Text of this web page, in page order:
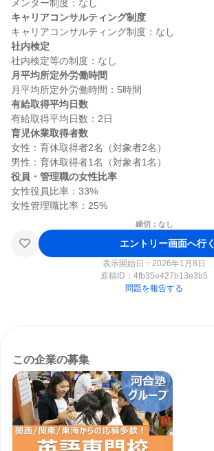
キャリアコンサルティング制度
社内検定
月平均所定外労働時間
有給取得平均日数
育児休業取得者数
女性：育休取得者2名（対象者2名）
役員・管理職の女性比率
女性役員比率：33%
締切：なし
エントリー画面へ行く
表示開始日：2026年1月8日
原稿ID： 4fb35e427b13e3b5
問題を報告する
この企業の募集